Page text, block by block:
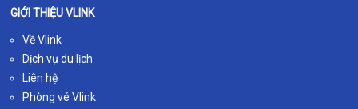
GIỚI THIỆU VLINK
Về Vlink
Dịch vụ du lịch
Liên hệ
Phòng vé Vlink